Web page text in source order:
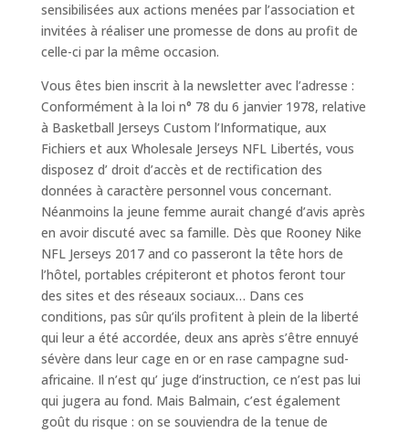
sensibilisées aux actions menées par l’association et
invitées à réaliser une promesse de dons au profit de
celle-ci par la même occasion.
Vous êtes bien inscrit à la newsletter avec l’adresse :
Conformément à la loi n° 78 du 6 janvier 1978, relative
à Basketball Jerseys Custom l’Informatique, aux
Fichiers et aux Wholesale Jerseys NFL Libertés, vous
disposez d’ droit d’accès et de rectification des
données à caractère personnel vous concernant.
Néanmoins la jeune femme aurait changé d’avis après
en avoir discuté avec sa famille. Dès que Rooney Nike
NFL Jerseys 2017 and co passeront la tête hors de
l’hôtel, portables crépiteront et photos feront tour
des sites et des réseaux sociaux… Dans ces
conditions, pas sûr qu’ils profitent à plein de la liberté
qui leur a été accordée, deux ans après s’être ennuyé
sévère dans leur cage en or en rase campagne sud-
africaine. Il n’est qu’ juge d’instruction, ce n’est pas lui
qui jugera au fond. Mais Balmain, c’est également
goût du risque : on se souviendra de la tenue de